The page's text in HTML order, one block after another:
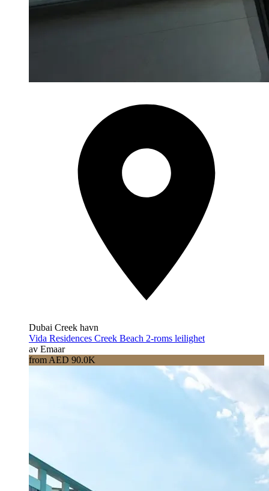
Dubai Creek havn
Vida Residences Creek Beach 2-roms leilighet
av Emaar
from AED 90.0K